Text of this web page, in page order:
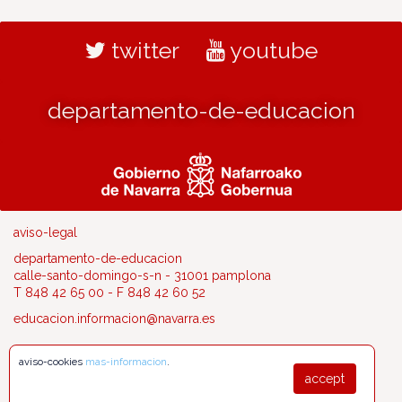
twitter youtube
departamento-de-educacion
aviso-legal
departamento-de-educacion
calle-santo-domingo-s-n - 31001 pamplona
T 848 42 65 00 - F 848 42 60 52
educacion.informacion@navarra.es
accept
aviso-cookies mas-informacion.